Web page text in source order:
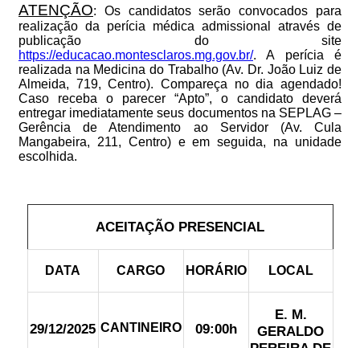
ATENÇÃO: Os candidatos serão convocados para
realização da perícia médica admissional através de
publicação do site
https://educacao.montesclaros.mg.gov.br/. A perícia é
realizada na Medicina do Trabalho (Av. Dr. João Luiz de
Almeida, 719, Centro). Compareça no dia agendado!
Caso receba o parecer “Apto”, o candidato deverá
entregar imediatamente seus documentos na SEPLAG –
Gerência de Atendimento ao Servidor (Av. Cula
Mangabeira, 211, Centro) e em seguida, na unidade
escolhida.
ACEITAÇÃO PRESENCIAL
DATA CARGO HORÁRIO LOCAL
29/12/2025 CANTINEIRO 09:00h
E. M.
GERALDO